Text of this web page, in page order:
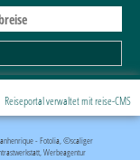
Reiseportal verwaltet mit reise-CMS
- Fotolia, ©scaliger
Werbeagentur